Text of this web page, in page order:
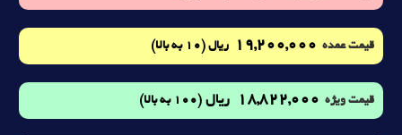
قیمت عمده 19,200,000 ریال (10 به بالا)
قیمت ویژه 18,822,000 ریال (100 به بالا)